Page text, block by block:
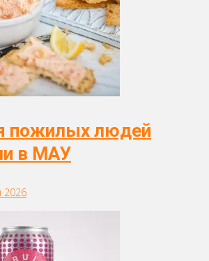
пожилых людей
в МАУ
2026